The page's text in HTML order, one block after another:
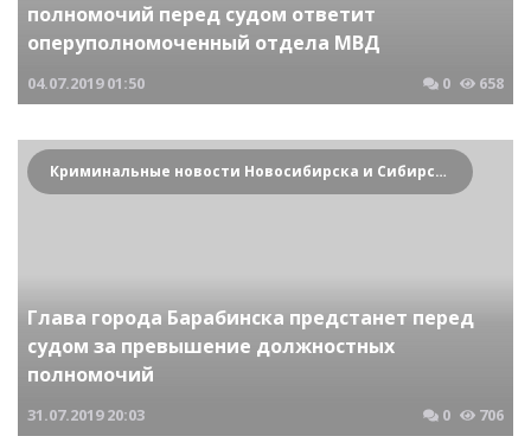
полномочий перед судом ответит
оперуполномоченный отдела МВД
04.07.2019 01:50 0 658
Криминальные новости Новосибирска и Сибирского региона
Глава города Барабинска предстанет перед
судом за превышение должностных
полномочий
31.07.2019 20:03 0 706